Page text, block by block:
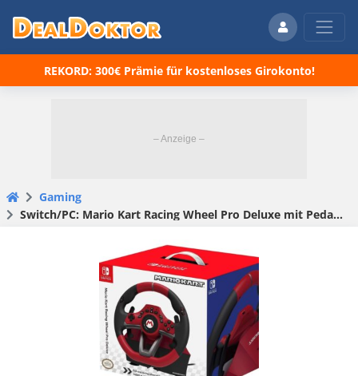
REKORD: 300€ Prämie für kostenloses Girokonto!
Gaming
Switch/PC: Mario Kart Racing Wheel Pro Deluxe mit Pedale für 69,99€ (statt 92€)